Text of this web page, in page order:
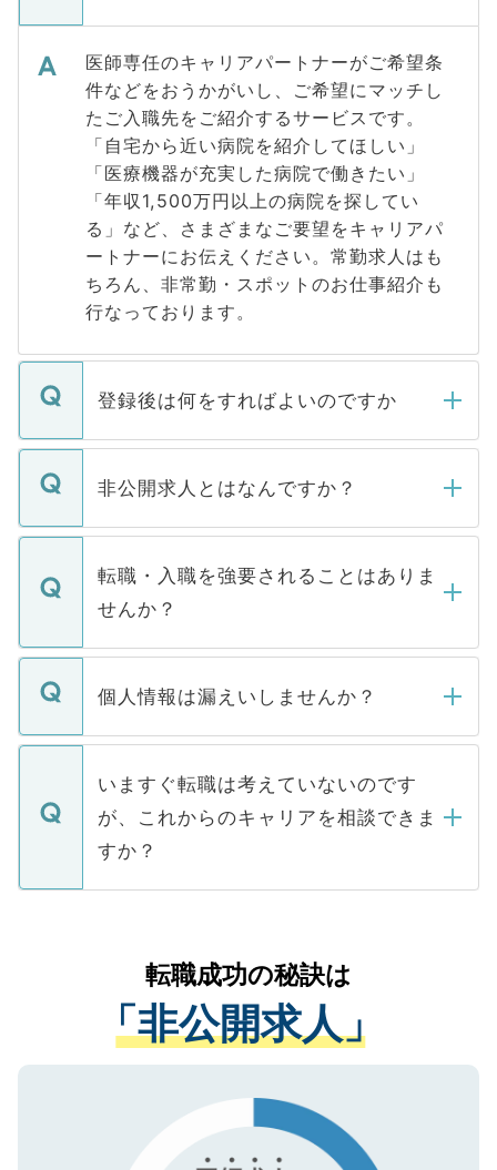
医師専任のキャリアパートナーがご希望条
件などをおうかがいし、ご希望にマッチし
たご入職先をご紹介するサービスです。
「自宅から近い病院を紹介してほしい」
「医療機器が充実した病院で働きたい」
「年収1,500万円以上の病院を探してい
る」など、さまざまなご要望をキャリアパ
ートナーにお伝えください。常勤求人はも
ちろん、非常勤・スポットのお仕事紹介も
行なっております。
登録後は何をすればよいのですか
ご登録いただきましたら、弊社担当者がご
登録内容を確認し、その後メールもしくは
ます。通常、5営業日以内にはご連絡をせて
いただきますので、しばらくお待ちくださ
い。
非公開求人とはなんですか？
マイナビDOCTORで取り扱っている求人の
うち約3割は、Webサイトからご覧いただ
けない「非公開求人」です。非公開求人は
下記の理由によって、一般には公開してい
ません。
■応募殺到を避けるため 人気のある医療機
関を公にしてしまうと、応募が殺到する場
に、医療機関が求める条件に合った人材の
みを人材紹介会社に依頼するケースが増え
ています。
転職・入職を強要されることはありま
せんか？
転職・入職を強要することは一切ありませ
ん。また、仮に応募先から内定をいただい
定を承諾する必要はありません。内定先へ
の辞退の連絡はキャリアパートナーが行い
ますので、ご安心ください。
個人情報は漏えいしませんか？
個人情報が漏えいすることはありませんの
で、ご安心ください。当サイトからの登録
などで収集したご登録者様の個人情報は、
ご本人のキャリアアップおよび転職活動の
支援を目的に使用いたします。お預かりし
ているすべての個人データはご本人の許可
は、個人情報の取り扱いについての厳密な
管理基準を満たした事業者のみに付与され
る、プライバシーマークを取得済みです。
ご登録いただいた個人情報は、SSL（デー
で、機密保持に関してもご安心ください。
いますぐ転職は考えていないのです
が、これからのキャリアを相談できま
すか？
かがいして、現在の医療機関の状況や紹介
経験をまじえながら、適切なアドバイスを
させていただきます。すぐにご転職をされ
ない方には、長期的なサポートが可能です
ので、まずはご登録ください。
転職成功の秘訣は
「非公開求人」